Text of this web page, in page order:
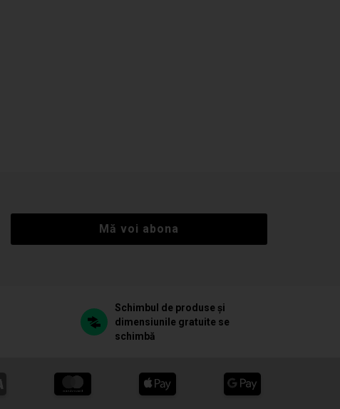
Mă voi abona
Schimbul de produse și
dimensiunile gratuite se
schimbă